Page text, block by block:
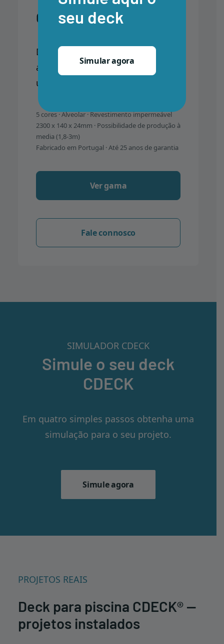
CDECK WUUDE®
Design único com variações
aleatórias de cor. Cada régua é
uma peça única.
5 cores · Alveolar · Revestimento impermeável
2300 x 140 x 24mm · Possibilidade de produção à
media (1,8-3m)
Fabricado em Portugal · Até 25 anos de garantia
Ver gama
Fale connosco
SIMULADOR CDECK
Simule o seu deck
CDECK
Em quatro simples passos obtenha uma
simulação para o seu projeto.
Simule agora
PROJETOS REAIS
Deck para piscina CDECK® —
projetos instalados
seu deck
Simular agora